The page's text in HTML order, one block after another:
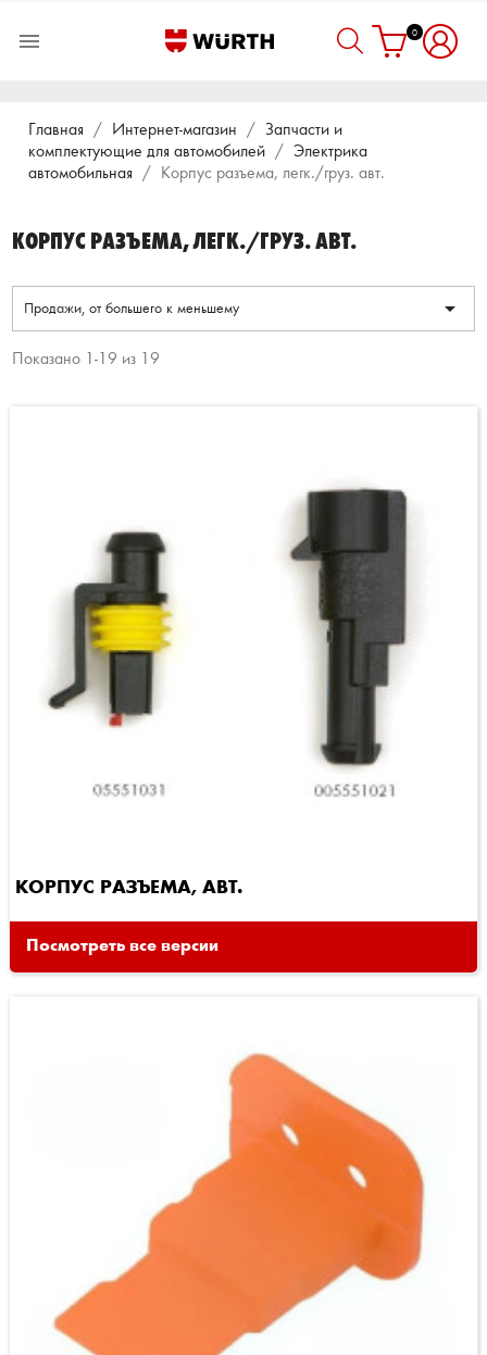
 0
Главная Интернет-магазин
Запчасти и
комплектующие для автомобилей
Электрика
автомобильная
Корпус разъема, легк./груз. авт.
КОРПУС РАЗЪЕМА, ЛЕГК./ГРУЗ. АВТ.
Продажи, от большего к меньшему 
Показано 1-19 из 19
КОРПУС РАЗЪЕМА, АВТ.
Посмотреть все версии